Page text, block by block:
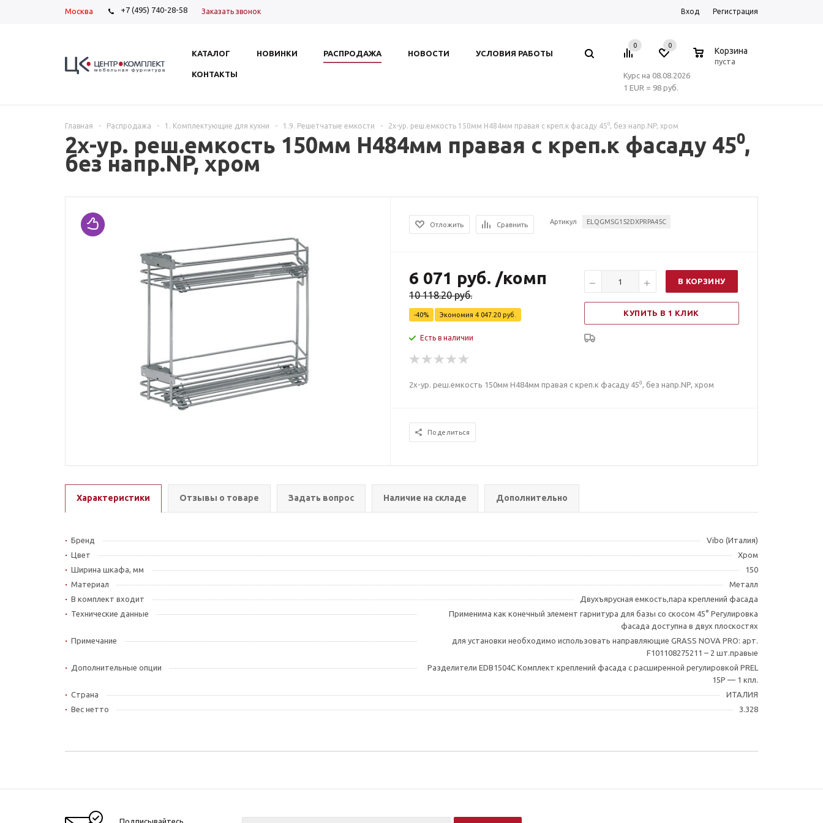
Москва +7 (495) 740-28-58 Заказать звонок Вход Регистрация
КАТАЛОГ НОВИНКИ РАСПРОДАЖА НОВОСТИ УСЛОВИЯ РАБОТЫ
КОНТАКТЫ
0 0
Корзина
пуста
Курс на 08.08.2026
1 EUR = 98 руб.
Главная - Распродажа - 1. Комплектующие для кухни - 1.9. Решетчатые емкости - 2х-ур. реш.емкость 150мм H484мм правая с креп.к фасаду 45⁰, без напр.NP, хром
2х-ур. реш.емкость 150мм H484мм правая с креп.к фасаду 45⁰,
без напр.NP, хром
Отложить Сравнить Артикул ELQGMSG152DXPRPA45C
6 071 руб. /комп
10 118.20руб.
-40% Экономия4 047.20 руб.
Есть в наличии
В КОРЗИНУ
КУПИТЬ В 1 КЛИК
2х-ур. реш.емкость 150мм H484мм правая с креп.к фасаду 45⁰, без напр.NP, хром
Поделиться
Характеристики Отзывы о товаре Задать вопрос Наличие на складе Дополнительно
Бренд
Vibo (Италия)
Цвет
Хром
Ширина шкафа, мм
150
Материал
Металл
В комплект входит
Двухъярусная емкость,пара креплений фасада
Технические данные
Применима как конечный элемент гарнитура для базы со скосом 45° Регулировка
фасада доступна в двух плоскостях
Примечание
для установки необходимо использовать направляющие GRASS NOVA PRO: арт.
F101108275211 – 2 шт.правые
Дополнительные опции
Разделители EDB1504C Комплект креплений фасада с расширенной регулировкой PREL
15P — 1 кпл.
Страна
ИТАЛИЯ
Вес нетто
3.328
Подписывайтесь